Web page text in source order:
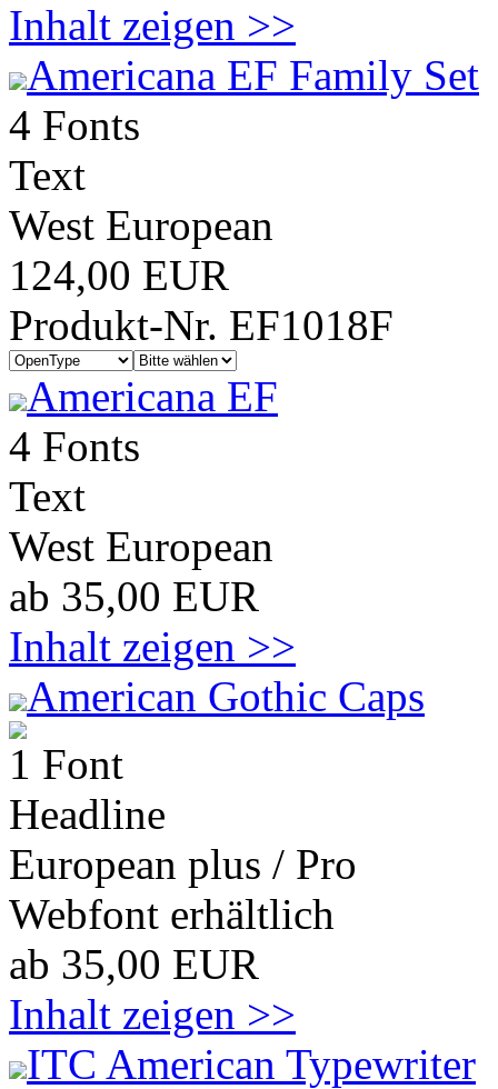
Inhalt zeigen >>
Americana EF Family Set
4 Fonts
Text
West European
124,00 EUR
Produkt-Nr. EF1018F
Americana EF
4 Fonts
Text
West European
ab 35,00 EUR
Inhalt zeigen >>
American Gothic Caps
1 Font
Headline
European plus / Pro
Webfont erhältlich
ab 35,00 EUR
Inhalt zeigen >>
ITC American Typewriter